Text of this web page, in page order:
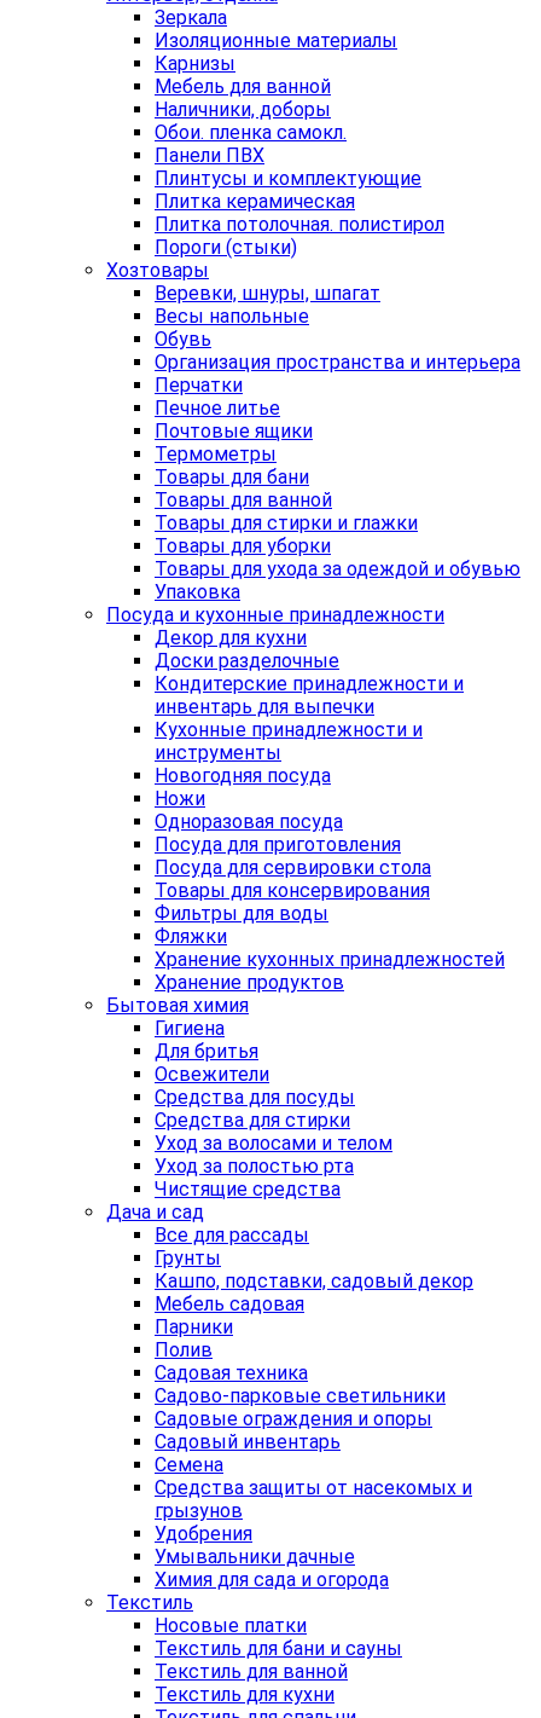
Зеркала
Изоляционные материалы
Карнизы
Мебель для ванной
Наличники, доборы
Обои. пленка самокл.
Панели ПВХ
Плинтусы и комплектующие
Плитка керамическая
Плитка потолочная. полистирол
Пороги (стыки)
Хозтовары
Веревки, шнуры, шпагат
Весы напольные
Обувь
Организация пространства и интерьера
Перчатки
Печное литье
Почтовые ящики
Термометры
Товары для бани
Товары для ванной
Товары для стирки и глажки
Товары для уборки
Товары для ухода за одеждой и обувью
Упаковка
Посуда и кухонные принадлежности
Декор для кухни
Доски разделочные
Кондитерские принадлежности и
инвентарь для выпечки
Кухонные принадлежности и
инструменты
Новогодняя посуда
Ножи
Одноразовая посуда
Посуда для приготовления
Посуда для сервировки стола
Товары для консервирования
Фильтры для воды
Фляжки
Хранение кухонных принадлежностей
Хранение продуктов
Бытовая химия
Гигиена
Для бритья
Освежители
Средства для посуды
Средства для стирки
Уход за волосами и телом
Уход за полостью рта
Чистящие средства
Дача и сад
Все для рассады
Грунты
Кашпо, подставки, садовый декор
Мебель садовая
Парники
Полив
Садовая техника
Садово-парковые светильники
Садовые ограждения и опоры
Садовый инвентарь
Семена
Средства защиты от насекомых и
грызунов
Удобрения
Умывальники дачные
Химия для сада и огорода
Текстиль
Носовые платки
Текстиль для бани и сауны
Текстиль для ванной
Текстиль для кухни